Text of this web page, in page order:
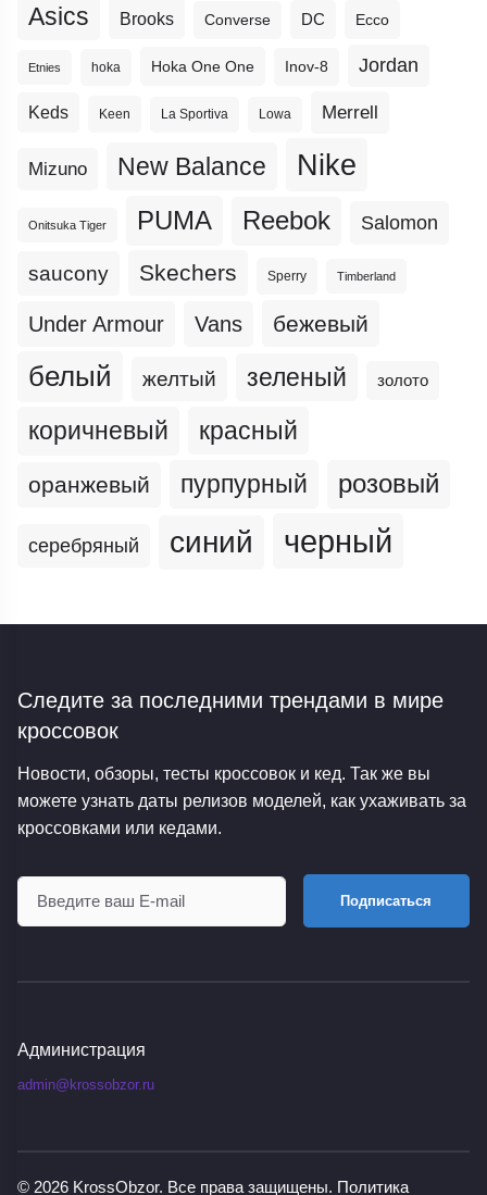
Asics Brooks Converse DC Ecco
Etnies hoka Hoka One One Inov-8 Jordan
Keds Keen La Sportiva Lowa Merrell
Mizuno New Balance Nike
Onitsuka Tiger PUMA Reebok Salomon
saucony Skechers Sperry Timberland
Under Armour Vans бежевый
белый желтый зеленый золото
коричневый красный
оранжевый пурпурный розовый
серебряный синий черный
Следите за последними трендами в мире
кроссовок
Новости, обзоры, тесты кроссовок и кед. Так же вы
можете узнать даты релизов моделей, как ухаживать за
кроссовками или кедами.
Подписаться
Администрация
admin@krossobzor.ru
© 2026 KrossObzor. Все права защищены. Политика